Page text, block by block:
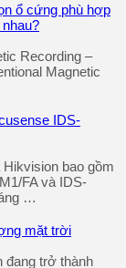
ổ cứng phù hợp
Recording –
Magnetic
IDS-
bao gồm
FA và IDS-
…
mặt trời
đang trở thành